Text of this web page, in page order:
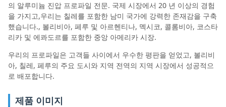
의 알루미늄 진압 프로파일 전문. 국제 시장에서 20 년 이상의 경험
을 가지고,우리는 칠레를 포함한 남미 국가에 강력한 존재감을 구축
했습니다., 볼리비아, 페루 및 아르헨티나, 멕시코, 콜롬비아, 코스타
리카 및 에콰도르를 포함한 중앙 아메리카 시장.
우리의 프로파일은 고객들 사이에서 우수한 평판을 얻었고, 볼리비
아, 칠레, 페루의 주요 도시와 지역 전역의 지역 시장에서 성공적으
로 배포합니다.
제품 이미지